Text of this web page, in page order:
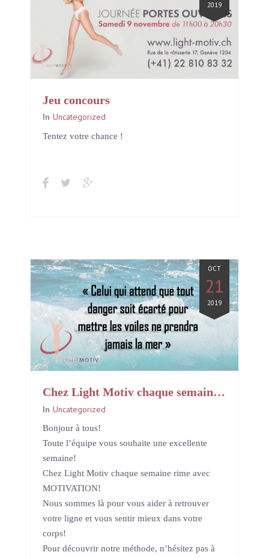
2019
Jeu concours
In Uncategorized
Tentez votre chance !
OCT
21
2019
Chez Light Motiv chaque semaine rime avec MOTIVATION!
In Uncategorized
Bonjour à tous!
Toute l’équipe vous souhaite une excellente
semaine!
Chez Light Motiv chaque semaine rime avec
MOTIVATION!
Nous sommes là pour vous aider à retrouver
votre ligne et vous sentir mieux dans votre
corps!
Pour découvrir notre méthode, n’hésitez pas à